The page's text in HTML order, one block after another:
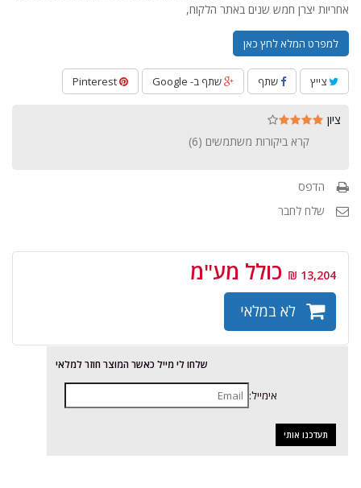
אחריות יצרן חמש שנים באתר הלקוח,
למפרט המלא לחץ כאן
צייץ שתף שתף ב- Google
ציון
קרא ביקורות משתמשים (6
)
הדפס
שלח לחבר
13,204 ₪ כולל מע"מ
לא במלאי
שלחו לי מייל כאשר המוצר חוזר למלאי
אימייל: